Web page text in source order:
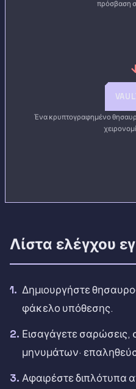
πρόσβαση
Ένα κρυπτογραφημένο
Λίστα ελέγχου
Δημιουργήστε
φάκελο υπόθεσης.
Εισαγάγετε σαρώσεις,
μηνυμάτων·
Αφαιρέστε διπλότυπα